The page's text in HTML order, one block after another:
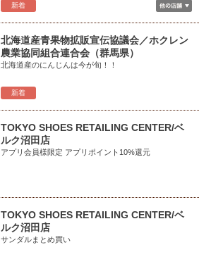
新着
新着
北海道産青果物拡販宣伝協議会／ホクレン
農業協同組合連合会（群馬県）
北海道産のにんじんは今が旬！！
TOKYO SHOES RETAILING CENTER/ベ
ルク沼田店
アプリ会員様限定 アプリポイント10%還元
TOKYO SHOES RETAILING CENTER/ベ
ルク沼田店
サンダルまとめ買い